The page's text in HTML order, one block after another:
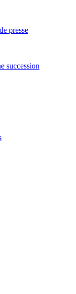
presse
succession